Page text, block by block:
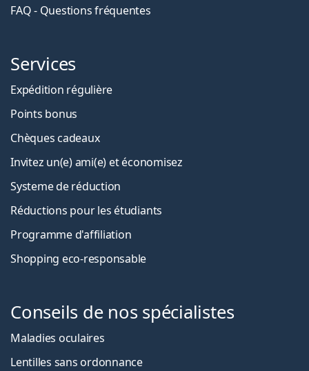
FAQ - Questions fréquentes
Services
Expédition régulière
Points bonus
Chèques cadeaux
Invitez un(e) ami(e) et économisez
Systeme de réduction
Réductions pour les étudiants
Programme d'affiliation
Shopping eco-responsable
Conseils de nos spécialistes
Maladies oculaires
Lentilles sans ordonnance